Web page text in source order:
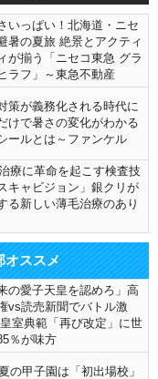
いっぱい！北海道・ニセ
暑の夏旅 絶景とアクティ
が揃う「ニセコ東急 グラ
ラフ」～東急不動産
策が義務化される時代に
けで暑さの変化がわかる
ールとは～ファンケル
療に革命を起こす検査技
キャビジョン」銀クリが
る新しい薄毛治療のあり
オススメ
の愛子天皇を認めろ」高
vs読売新聞でバトル激
室典範「再び改定」に世
％が味方
の甲子園は「初出場校」